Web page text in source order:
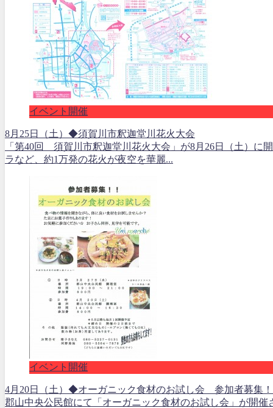
イベント開催
8月25日（土）◆須賀川市釈迦堂川花火大会
「第40回 須賀川市釈迦堂川花火大会」が8月26日（土）に
ラなど、約1万発の花火が夜空を華麗...
イベント開催
4月20日（土）◆オーガニック食材のお試し会 参加者募集！
郡山中央公民館にて「オーガニック食材のお試し会」が開